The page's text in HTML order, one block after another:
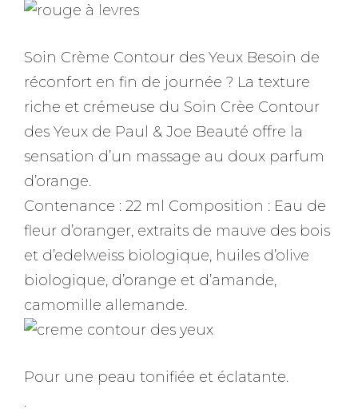
Soin Crème Contour des Yeux Besoin de
réconfort en fin de journée ? La texture
riche et crémeuse du Soin Crèe Contour
des Yeux de Paul & Joe Beauté offre la
sensation d’un massage au doux parfum
d’orange.
Contenance : 22 ml Composition : Eau de
fleur d’oranger, extraits de mauve des bois
et d’edelweiss biologique, huiles d’olive
biologique, d’orange et d’amande,
camomille allemande.
Pour une peau tonifiée et éclatante.
.